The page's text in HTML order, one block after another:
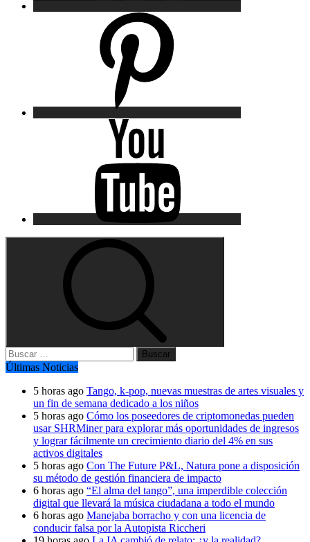
Buscar:
Últimas Noticias
5 horas ago Tango, k-pop, nuevas muestras de artes visuales y
un fin de semana dedicado a los niños
5 horas ago Cómo los poseedores de criptomonedas pueden
usar SHRMiner para explorar más oportunidades de ingresos
y lograr fácilmente un crecimiento diario del 4% en sus
activos digitales
5 horas ago Con The Future P&L, Natura pone a disposición
su método de gestión financiera de impacto
6 horas ago “El alma del tango”, una imperdible colección
digital que llevará la música ciudadana a todo el mundo
6 horas ago Manejaba borracho y con una licencia de
conducir falsa por la Autopista Riccheri